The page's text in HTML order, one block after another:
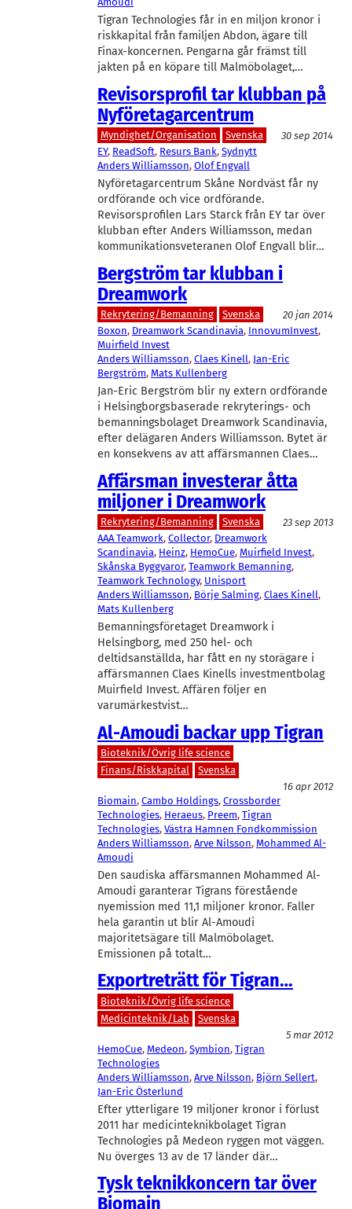
Tigran Technologies får in en miljon kronor i
riskkapital från familjen Abdon, ägare till
Finax-koncernen. Pengarna går främst till
jakten på en köpare till Malmöbolaget,…
Revisorsprofil tar klubban på
Nyföretagarcentrum
Myndighet/Organisation Svenska
30 sep 2014
EY, ReadSoft, Resurs Bank, Sydnytt
Anders Williamsson, Olof Engvall
Nyföretagarcentrum Skåne Nordväst får ny
ordförande och vice ordförande.
Revisorsprofilen Lars Starck från EY tar över
klubban efter Anders Williamsson, medan
kommunikationsveteranen Olof Engvall blir…
Bergström tar klubban i
Dreamwork
Rekrytering/Bemanning Svenska
20 jan 2014
Boxon, Dreamwork Scandinavia, InnovumInvest
Muirfield Invest
Anders Williamsson, Claes Kinell, Jan-Eric
Bergström, Mats Kullenberg
Jan-Eric Bergström blir ny extern ordförande
i Helsingborgsbaserade rekryterings- och
bemanningsbolaget Dreamwork Scandinavia,
efter delägaren Anders Williamsson. Bytet är
en konsekvens av att affärsmannen Claes…
Affärsman investerar åtta
miljoner i Dreamwork
Rekrytering/Bemanning Svenska
23 sep 2013
AAA Teamwork, Collector, Dreamwork
Scandinavia, Heinz, HemoCue, Muirfield Invest
Skånska Byggvaror, Teamwork Bemanning
Teamwork Technology, Unisport
Anders Williamsson, Börje Salming, Claes Kinell
Mats Kullenberg
Bemanningsföretaget Dreamwork i
Helsingborg, med 250 hel- och
deltidsanställda, har fått en ny storägare i
affärsmannen Claes Kinells investmentbolag
Muirfield Invest. Affären följer en
varumärkestvist…
Al-Amoudi backar upp Tigran
Bioteknik/Övrig life science
Finans/Riskkapital
Svenska
16 apr 2012
Biomain, Cambo Holdings, Crossborder
Technologies, Heraeus, Preem, Tigran
Technologies, Västra Hamnen Fondkommission
Anders Williamsson, Arve Nilsson, Mohammed Al-
Amoudi
Den saudiska affärsmannen Mohammed Al-
Amoudi garanterar Tigrans förestående
nyemission med 11,1 miljoner kronor. Faller
hela garantin ut blir Al-Amoudi
majoritetsägare till Malmöbolaget.
Emissionen på totalt…
Exportreträtt för Tigran…
Bioteknik/Övrig life science
Medicinteknik/Lab
Svenska
5 mar 2012
HemoCue, Medeon, Symbion, Tigran
Technologies
Anders Williamsson, Arve Nilsson, Björn Sellert
Jan-Eric Österlund
Efter ytterligare 19 miljoner kronor i förlust
2011 har medicinteknikbolaget Tigran
Technologies på Medeon ryggen mot väggen.
Nu överges 13 av de 17 länder där…
Tysk teknikkoncern tar över
Biomain